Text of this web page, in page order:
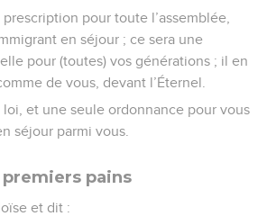
pour toute l’assemblée,
en séjour ; ce sera une
pour (toutes) vos générations ; il en
de vous, devant l’Éternel.
loi, et une seule ordonnance pour vous
séjour parmi vous.
pains
et dit :